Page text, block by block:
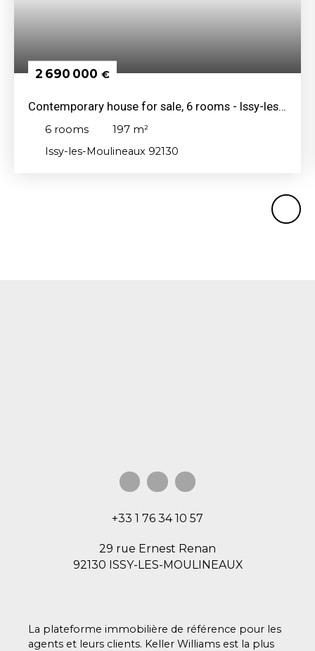
2 690 000 €
Contemporary house for sale, 6 rooms - Issy-les-
Moulineaux 92130
6 rooms 197 m²
Issy-les-Moulineaux 92130
+33 1 76 34 10 57
29 rue Ernest Renan
92130 ISSY-LES-MOULINEAUX
La plateforme immobilière de référence pour les
agents et leurs clients. Keller Williams est la plus